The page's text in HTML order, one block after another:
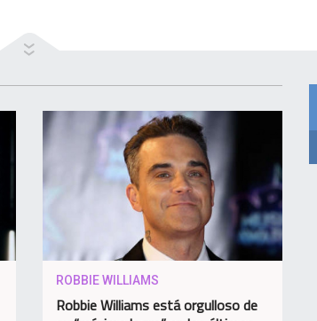
ROBBIE WILLIAMS
Robbie Williams está orgulloso de